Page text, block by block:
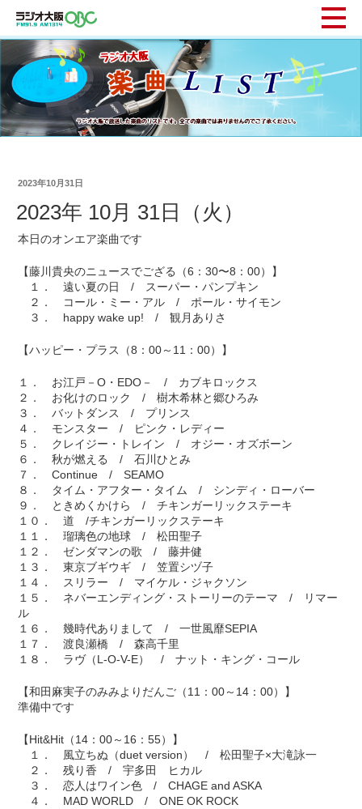
2023年10月31日
2023年 10月 31日（火）
本日のオンエア楽曲です
【藤川貴央のニュースでござる（6：30〜8：00）】
１． 遠い夏の日 / スーパー・パンプキン
２． コール・ミー・アル / ポール・サイモン
３． happy wake up! / 観月ありさ
【ハッピー・プラス（8：00～11：00）】
１． お江戸－O・EDO－ / カブキロックス
２． お化けのロック / 樹木希林と郷ひろみ
３． バットダンス / プリンス
４． モンスター / ピンク・レディー
５． クレイジー・トレイン / オジー・オズボーン
６． 秋が燃える / 石川ひとみ
７． Continue / SEAMO
８． タイム・アフター・タイム / シンディ・ローバー
９． ときめくかけら / チキンガーリックステーキ
１０． 道 /チキンガーリックステーキ
１１． 瑠璃色の地球 / 松田聖子
１２． ゼンダマンの歌 / 藤井健
１３． 東京ブギウギ / 笠置シヅ子
１４． スリラー / マイケル・ジャクソン
１５． ネバーエンディング・ストーリーのテーマ / リマー
ル
１６． 幾時代ありまして / 一世風靡SEPIA
１７． 渡良瀬橋 / 森高千里
１８． ラヴ（L-O-V-E） / ナット・キング・コール
【和田麻実子のみみよりだんご（11：00～14：00）】
準備中です
【Hit&Hit（14：00～16：55）】
１． 風立ちぬ（duet version） / 松田聖子×大滝詠一
２． 残り香 / 宇多田 ヒカル
３． 恋人はワイン色 / CHAGE and ASKA
４． MAD WORLD / ONE OK ROCK